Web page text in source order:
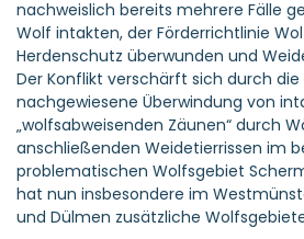
nachweislich bereits mehrere Fälle
Wolf intakten, der Förderrichtlinie
Herdenschutz überwunden und
Der Konflikt verschärft sich durch
nachgewiesene Überwindung von
„wolfsabweisenden Zäunen“ durch
anschließenden Weidetierrissen im
problematischen Wolfsgebiet
hat nun insbesondere im
und Dülmen zusätzliche